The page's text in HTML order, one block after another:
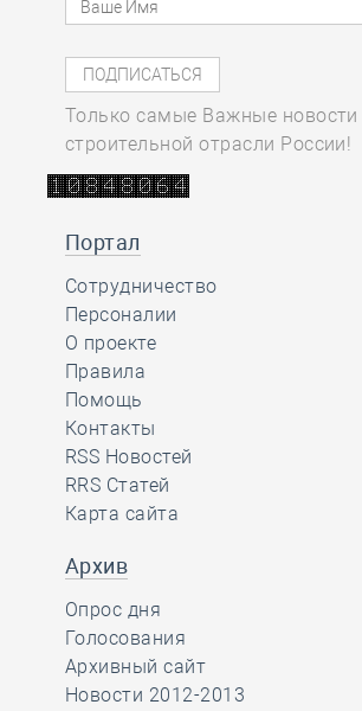
Только самые Важные новости
строительной отрасли России!
Портал
Сотрудничество
Персоналии
О проекте
Правила
Помощь
Контакты
RSS Новостей
RRS Статей
Карта сайта
Архив
Опрос дня
Голосования
Архивный сайт
Новости 2012-2013